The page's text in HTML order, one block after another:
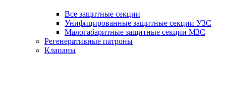
Все защитные секции
Унифицированные защитные секции УЗС
Малогабаритные защитные секции МЗС
Регенеративные патроны
Клапаны